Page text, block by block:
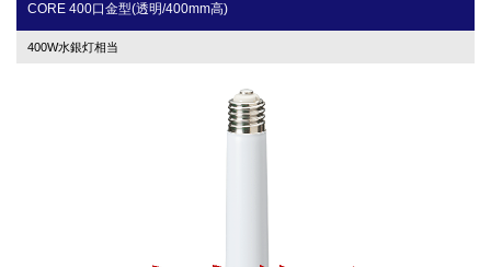
CORE 400口金型(透明/400mm高)
400W水銀灯相当